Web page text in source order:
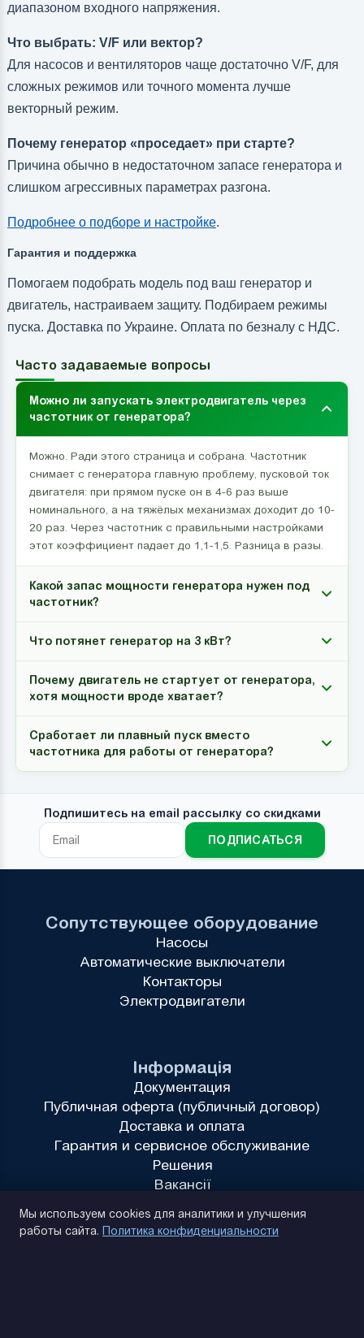
диапазоном входного напряжения.
Что выбрать: V/F или вектор?
Для насосов и вентиляторов чаще достаточно V/F, для
сложных режимов или точного момента лучше
векторный режим.
Почему генератор «проседает» при старте?
Причина обычно в недостаточном запасе генератора и
слишком агрессивных параметрах разгона.
Подробнее о подборе и настройке.
Гарантия и поддержка
Помогаем подобрать модель под ваш генератор и
двигатель, настраиваем защиту. Подбираем режимы
пуска. Доставка по Украине. Оплата по безналу с НДС.
Часто задаваемые вопросы
Можно ли запускать электродвигатель через
частотник от генератора?
Можно. Ради этого страница и собрана. Частотник
снимает с генератора главную проблему, пусковой ток
двигателя: при прямом пуске он в 4-6 раз выше
номинального, а на тяжёлых механизмах доходит до 10-
20 раз. Через частотник с правильными настройками
этот коэффициент падает до 1,1-1,5. Разница в разы.
Какой запас мощности генератора нужен под
частотник?
Что потянет генератор на 3 кВт?
Почему двигатель не стартует от генератора,
хотя мощности вроде хватает?
Сработает ли плавный пуск вместо
частотника для работы от генератора?
Подпишитесь на email рассылку со скидками
ПОДПИСАТЬСЯ
Інформація
Документация
Публичная оферта (публичный договор)
Доставка и оплата
Гарантия и сервисное обслуживание
Решения
Вакансії
Сопутствующее оборудование
Насосы
Автоматические выключатели
Контакторы
Электродвигатели
Мы используем cookies для аналитики и улучшения
работы сайта. Политика конфиденциальности